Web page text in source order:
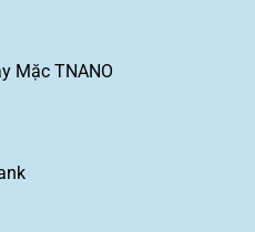
Mặc TNANO